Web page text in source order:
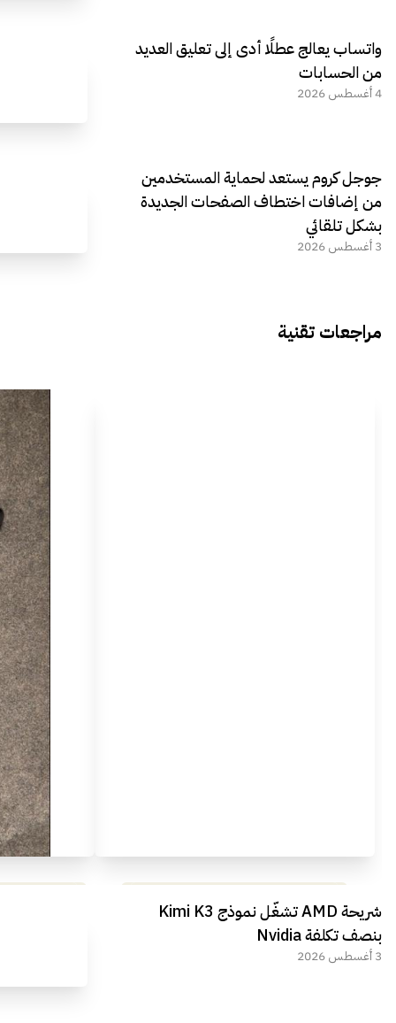
واتساب يعالج عطلًا أدى إلى تعليق العديد
من الحسابات
4 أغسطس 2026
جوجل كروم يستعد لحماية المستخدمين
من إضافات اختطاف الصفحات الجديدة
بشكل تلقائي
3 أغسطس 2026
مراجعات تقنية
مراجعة شاملة لعملاق الألعاب
الجديد REDMAGIC 11 AIR
شريحة AMD تشغّل نموذج Kimi K3
بنصف تكلفة Nvidia
3 أغسطس 2026